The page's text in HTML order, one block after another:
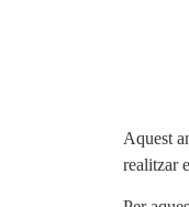
Aquest
realitzar